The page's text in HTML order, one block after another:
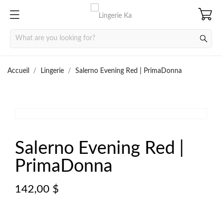
Accueil Lingerie Salerno Evening Red | PrimaDonna
Salerno Evening Red |
PrimaDonna
142,00 $